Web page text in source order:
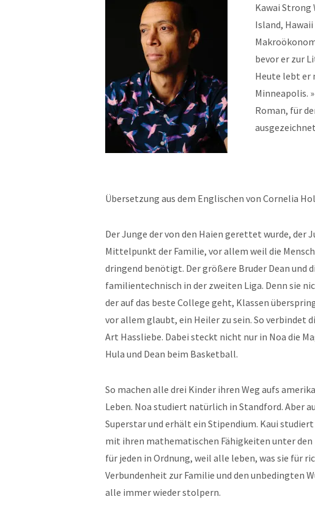
Kawai Strong
Island,
bevor er zur
Heute lebt er
Minneapolis.
Roman, für
Übersetzung aus dem Englischen von Cornelia
Der Junge der von den Haien gerettet wurde, der
Mittelpunkt der Familie, vor allem weil die
dringend benötigt. Der größere Bruder Dean und
familientechnisch in der zweiten Liga. Denn sie
der auf das beste College geht, Klassen
vor allem glaubt, ein Heiler zu sein. So verbindet
Art Hassliebe. Dabei steckt nicht nur in Noa die
Hula und Dean beim Basketball.
So machen alle drei Kinder ihren Weg aufs
Leben. Noa studiert natürlich in Standford. Aber
Superstar und erhält ein Stipendium. Kaui
mit ihren mathematischen Fähigkeiten unter den
für jeden in Ordnung, weil alle leben, was sie für
Verbundenheit zur Familie und den unbedingten
alle immer wieder stolpern.